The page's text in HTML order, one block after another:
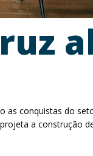
as conquistas do
a construção